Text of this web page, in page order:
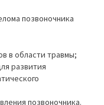
позвоночника
в области травмы;
развития
позвоночника.